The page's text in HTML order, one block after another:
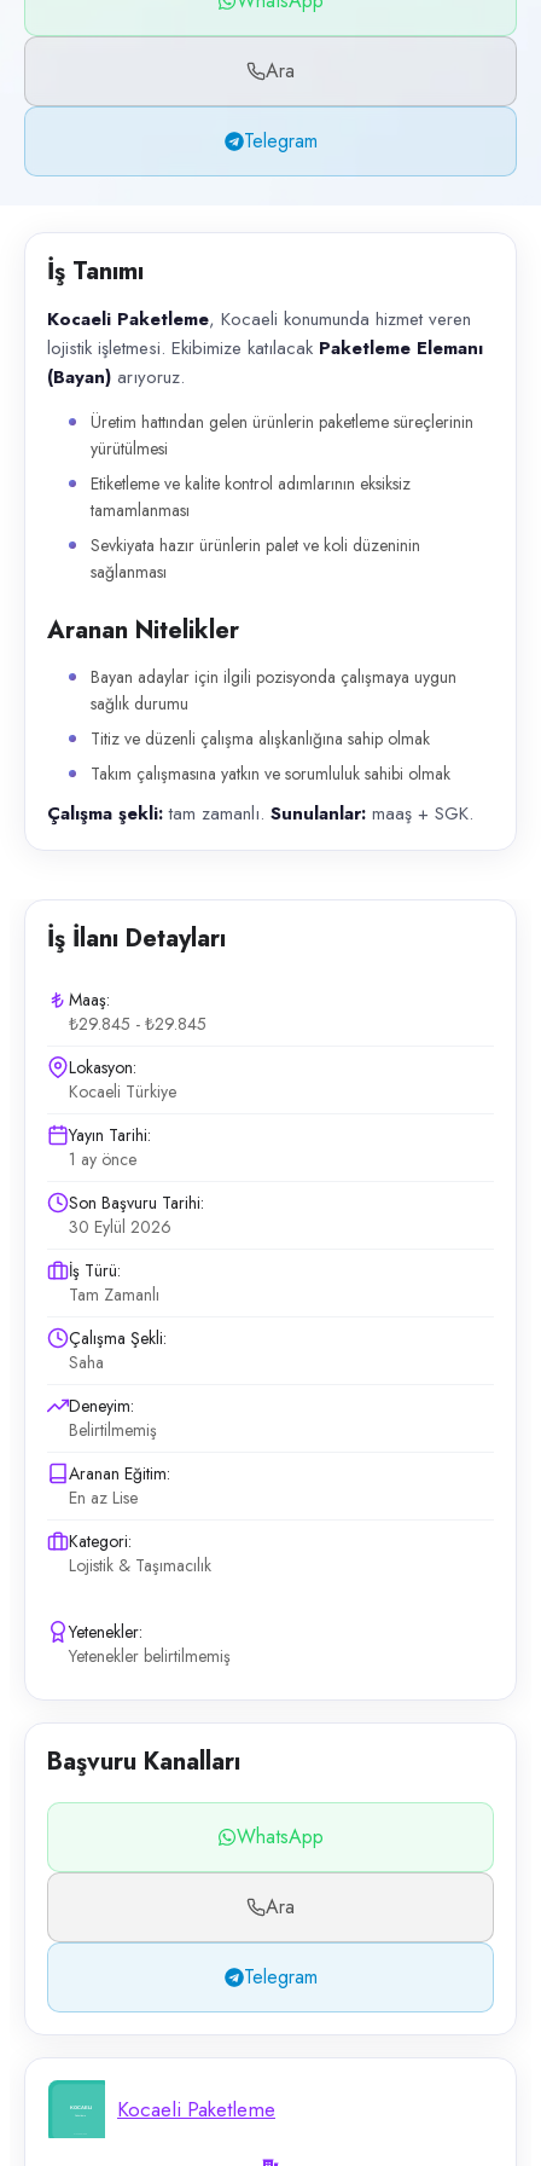
WhatsApp, Telegram, Telefon
İlan açıklaması
Kocaeli Paketleme , Kocaeli konumunda hizmet veren lojistik işletmesi.
Ara
Telegram
İş Tanımı
Kocaeli Paketleme, Kocaeli konumunda hizmet veren
lojistik işletmesi. Ekibimize katılacak Paketleme Elemanı
(Bayan) arıyoruz.
Üretim hattından gelen ürünlerin paketleme süreçlerinin
yürütülmesi
Etiketleme ve kalite kontrol adımlarının eksiksiz
tamamlanması
Sevkiyata hazır ürünlerin palet ve koli düzeninin
sağlanması
Aranan Nitelikler
Bayan adaylar için ilgili pozisyonda çalışmaya uygun
sağlık durumu
Titiz ve düzenli çalışma alışkanlığına sahip olmak
Takım çalışmasına yatkın ve sorumluluk sahibi olmak
Çalışma şekli:tam zamanlı. Sunulanlar: maaş + SGK.
İş İlanı Detayları
Maaş:
₺29.845 - ₺29.845
Lokasyon:
Kocaeli Türkiye
Yayın Tarihi:
1 ay önce
Son Başvuru Tarihi:
30 Eylül 2026
İş Türü:
Tam Zamanlı
Çalışma Şekli:
Saha
Deneyim:
Belirtilmemiş
Aranan Eğitim:
En az Lise
Kategori:
Lojistik & Taşımacılık
Yetenekler:
Yetenekler belirtilmemiş
Başvuru Kanalları
WhatsApp
Ara
Telegram
Kocaeli Paketleme